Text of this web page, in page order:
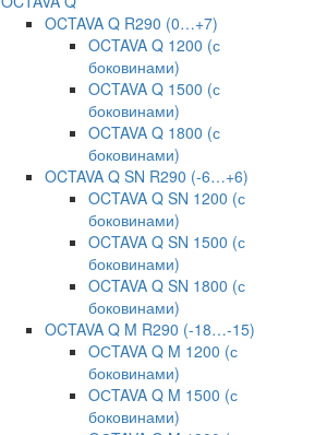
OCTAVA Q R290 (0…+7)
OCTAVA Q 1200 (с
боковинами)
OCTAVA Q 1500 (с
боковинами)
OCTAVA Q 1800 (с
боковинами)
OCTAVA Q SN R290 (-6…+6)
OCTAVA Q SN 1200 (с
боковинами)
OCTAVA Q SN 1500 (с
боковинами)
OCTAVA Q SN 1800 (с
боковинами)
OCTAVA Q M R290 (-18…-15)
OСTAVA Q M 1200 (с
боковинами)
OСTAVA Q M 1500 (с
боковинами)